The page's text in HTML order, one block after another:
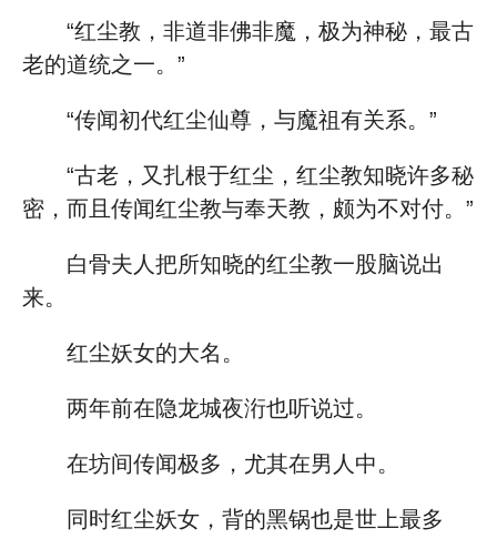
“红尘教，非道非佛非魔，极为神秘，最古
老的道统之一。”
“传闻初代红尘仙尊，与魔祖有关系。”
“古老，又扎根于红尘，红尘教知晓许多秘
密，而且传闻红尘教与奉天教，颇为不对付。”
白骨夫人把所知晓的红尘教一股脑说出
来。
红尘妖女的大名。
两年前在隐龙城夜洐也听说过。
在坊间传闻极多，尤其在男人中。
同时红尘妖女，背的黑锅也是世上最多